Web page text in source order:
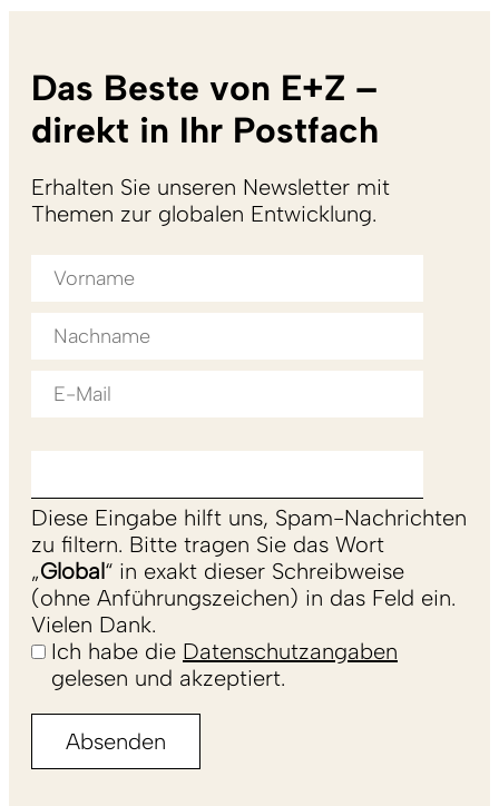
Das Beste von E+Z –
direkt in Ihr Postfach
Erhalten Sie unseren Newsletter mit
Themen zur globalen Entwicklung.
Diese Eingabe hilft uns, Spam-Nachrichten
zu filtern. Bitte tragen Sie das Wort
„Global “ in exakt dieser Schreibweise
(ohne Anführungszeichen) in das Feld ein.
Vielen Dank.
Ich habe die Datenschutzangaben
gelesen und akzeptiert.